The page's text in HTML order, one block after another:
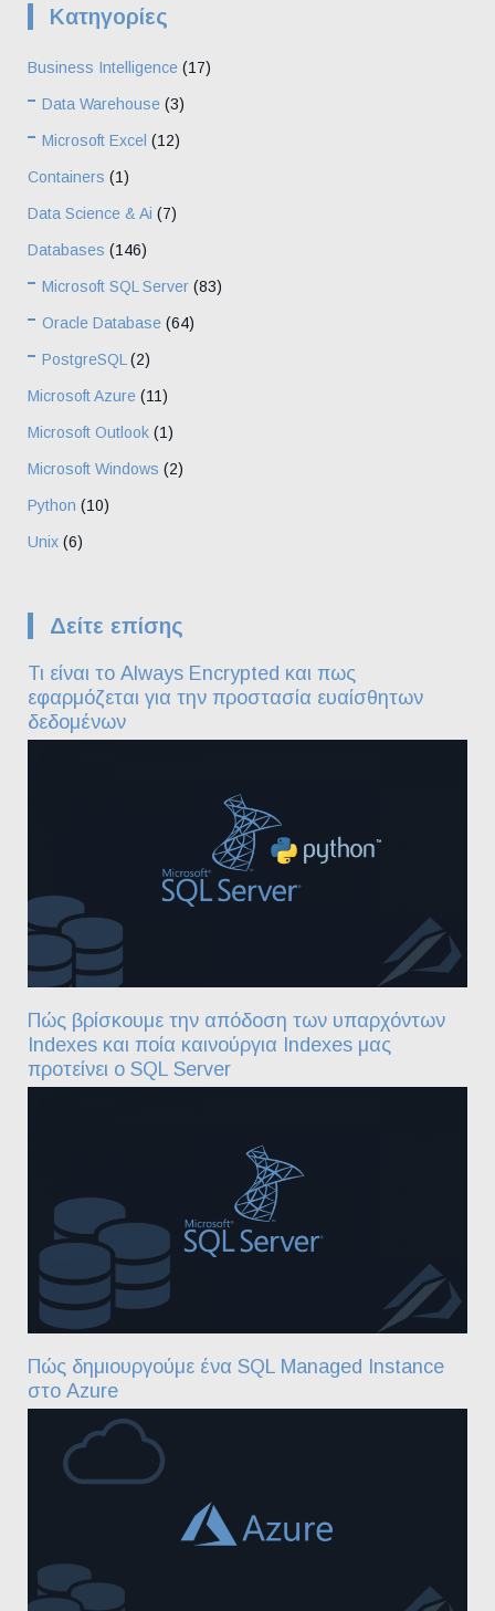
Kατηγορίες
Business Intelligence (17)
Data Warehouse (3)
Microsoft Excel (12)
Containers (1)
Data Science & Ai (7)
Databases (146)
Microsoft SQL Server (83)
Oracle Database (64)
PostgreSQL (2)
Microsoft Azure (11)
Microsoft Outlook (1)
Microsoft Windows (2)
Python (10)
Unix (6)
Δείτε επίσης
Τι είναι το Always Encrypted και πως
εφαρμόζεται για την προστασία ευαίσθητων
δεδομένων
Πώς βρίσκουμε την απόδοση των υπαρχόντων
Indexes και ποία καινούργια Indexes μας
προτείνει ο SQL Server
Πώς δημιουργούμε ένα SQL Managed Instance
στο Azure